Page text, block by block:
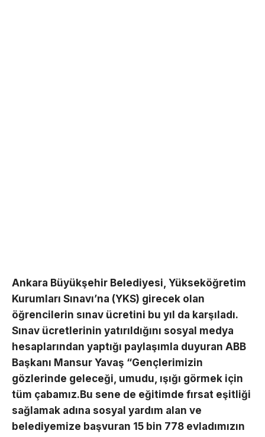
Ankara Büyükşehir Belediyesi, Yükseköğretim
Kurumları Sınavı’na (YKS) girecek olan
öğrencilerin sınav ücretini bu yıl da karşıladı.
Sınav ücretlerinin yatırıldığını sosyal medya
hesaplarından yaptığı paylaşımla duyuran ABB
Başkanı Mansur Yavaş “Gençlerimizin
gözlerinde geleceği, umudu, ışığı görmek için
tüm çabamız.Bu sene de eğitimde fırsat eşitliği
sağlamak adına sosyal yardım alan ve
belediyemize başvuran 15 bin 778 evladımızın